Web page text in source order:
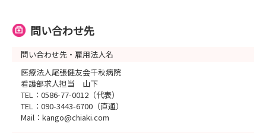
問い合わせ先
問い合わせ先・雇用法人名
医療法人尾張健友会千秋病院
看護部求人担当 山下
TEL：0586-77-0012（代表）
TEL：090-3443-6700（直通）
Mail：kango@chiaki.com